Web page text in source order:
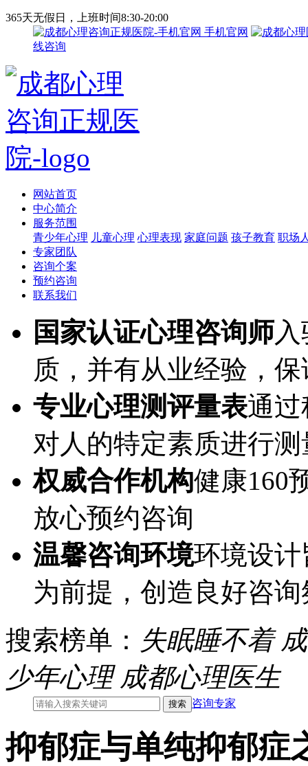
365天无假日，上班时间8:30-20:00
手机官网
线咨询
网站首页
中心简介
服务范围
青少年心理 儿童心理 心理表现 家庭问题 孩子教育 职场
专家团队
咨询个案
预约咨询
联系我们
国家认证心理咨询师
质，并有从业经验，
专业心理测评量表通
对人的特定素质进行
权威合作机构健康160
放心预约咨询
温馨咨询环境环境设
为前提，创造良好咨
搜索榜单： 失眠睡不着
少年心理 成都心理医生
咨询专家
抑郁症与单纯抑郁症